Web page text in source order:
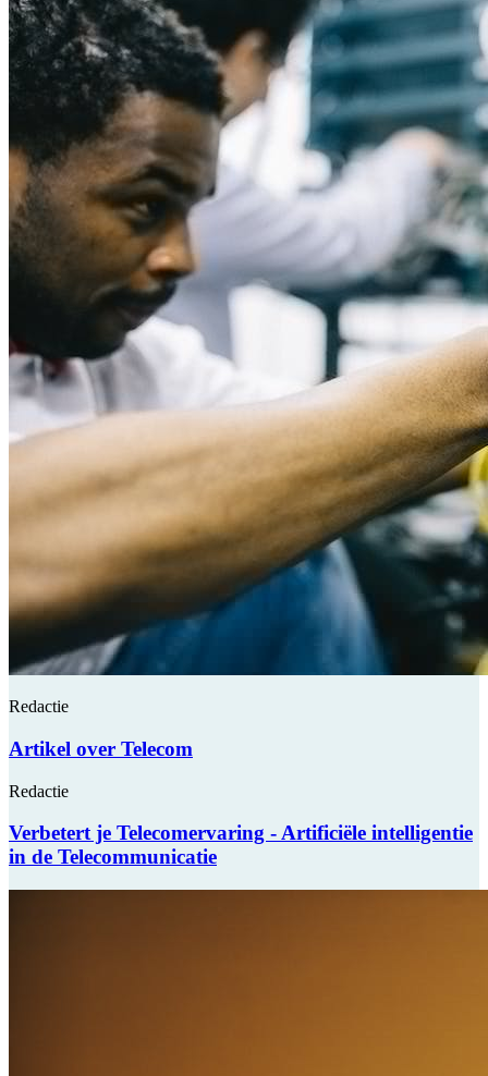
Redactie
Artikel over Telecom
Redactie
Verbetert je Telecomervaring - Artificiële intelligentie
in de Telecommunicatie